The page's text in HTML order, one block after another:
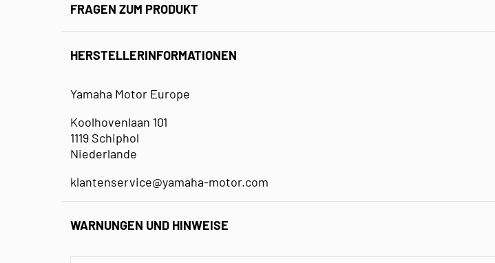
FRAGEN ZUM PRODUKT
HERSTELLERINFORMATIONEN
Yamaha Motor Europe
Koolhovenlaan 101
1119 Schiphol
Niederlande
klantenservice@yamaha-motor.com
WARNUNGEN UND HINWEISE